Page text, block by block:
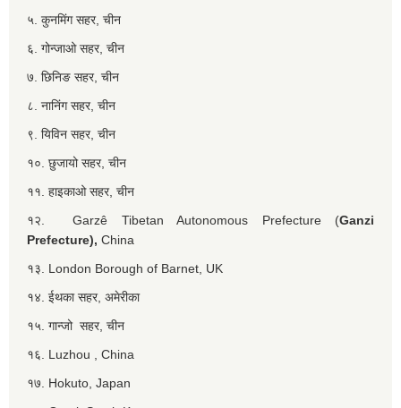
५. कुनमिंग सहर, चीन
६. गोन्जाओ सहर, चीन
७. छिनिङ सहर, चीन
८. नानिंग सहर, चीन
९. यिविन सहर, चीन
१०. छुजायो सहर, चीन
११. हाइकाओ सहर, चीन
१२. Garzê Tibetan Autonomous Prefecture (Ganzi
Prefecture), China
१३. London Borough of Barnet, UK
१४. ईथका सहर, अमेरीका
१५. गान्जो सहर, चीन
१६. Luzhou , China
१७. Hokuto, Japan